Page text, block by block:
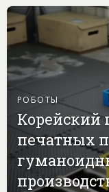
РОБОТЫ
Корейский
печатных